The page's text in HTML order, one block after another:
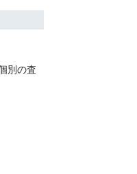
別の査